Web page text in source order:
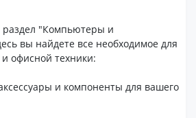
раздел "Компьютеры и
вы найдете все необходимое для
офисной техники:
и компоненты для вашего